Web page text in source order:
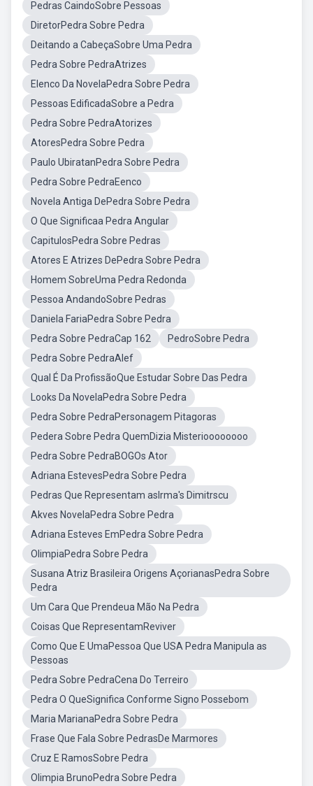
Pedras CaindoSobre Pessoas
DiretorPedra Sobre Pedra
Deitando a CabeçaSobre Uma Pedra
Pedra Sobre PedraAtrizes
Elenco Da NovelaPedra Sobre Pedra
Pessoas EdificadaSobre a Pedra
Pedra Sobre PedraAtorizes
AtoresPedra Sobre Pedra
Paulo UbiratanPedra Sobre Pedra
Pedra Sobre PedraEenco
Novela Antiga DePedra Sobre Pedra
O Que Significaa Pedra Angular
CapitulosPedra Sobre Pedras
Atores E Atrizes DePedra Sobre Pedra
Homem SobreUma Pedra Redonda
Pessoa AndandoSobre Pedras
Daniela FariaPedra Sobre Pedra
Pedra Sobre PedraCap 162
PedroSobre Pedra
Pedra Sobre PedraAlef
Qual É Da ProfissãoQue Estudar Sobre Das Pedra
Looks Da NovelaPedra Sobre Pedra
Pedra Sobre PedraPersonagem Pitagoras
Pedera Sobre Pedra QuemDizia Misterioooooooo
Pedra Sobre PedraBOGOs Ator
Adriana EstevesPedra Sobre Pedra
Pedras Que Representam asIrma's Dimitrscu
Akves NovelaPedra Sobre Pedra
Adriana Esteves EmPedra Sobre Pedra
OlimpiaPedra Sobre Pedra
Susana Atriz Brasileira Origens AçorianasPedra Sobre
Pedra
Um Cara Que Prendeua Mão Na Pedra
Coisas Que RepresentamReviver
Como Que E UmaPessoa Que USA Pedra Manipula as
Pessoas
Pedra Sobre PedraCena Do Terreiro
Pedra O QueSignifica Conforme Signo Possebom
Maria MarianaPedra Sobre Pedra
Frase Que Fala Sobre PedrasDe Marmores
Cruz E RamosSobre Pedra
Olimpia BrunoPedra Sobre Pedra